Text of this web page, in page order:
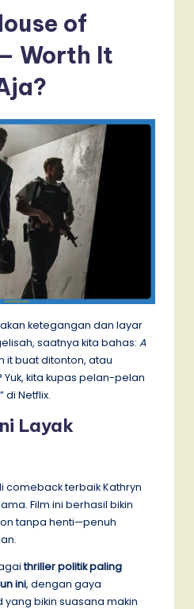
of
Worth It
ketegangan dan layar
saatnya kita bahas: A
it buat ditonton, atau
kita kupas pelan-pelan
di Netflix.
Layak
comeback terbaik Kathryn
Film ini berhasil bikin
tanpa henti—penuh
thriller politik paling
ini, dengan gaya
bikin suasana makin